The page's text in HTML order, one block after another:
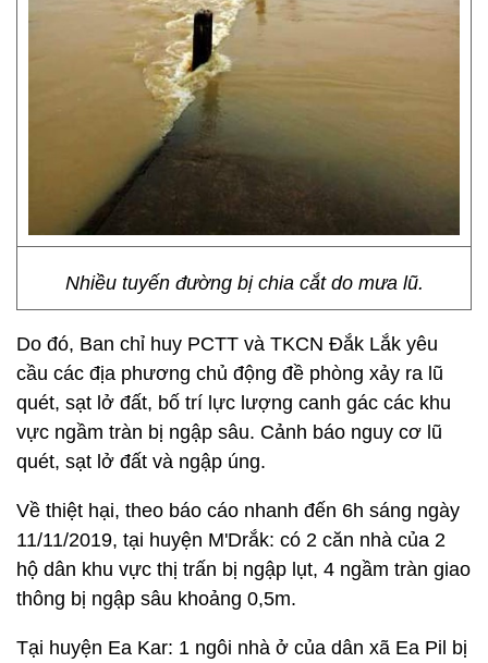
Nhiều tuyến đường bị chia cắt do mưa lũ.
Do đó, Ban chỉ huy PCTT và TKCN Đắk Lắk yêu
cầu các địa phương chủ động đề phòng xảy ra lũ
quét, sạt lở đất, bố trí lực lượng canh gác các khu
vực ngầm tràn bị ngập sâu. Cảnh báo nguy cơ lũ
quét, sạt lở đất và ngập úng.
Về thiệt hại, theo báo cáo nhanh đến 6h sáng ngày
11/11/2019, tại huyện M'Drắk: có 2 căn nhà của 2
hộ dân khu vực thị trấn bị ngập lụt, 4 ngầm tràn giao
thông bị ngập sâu khoảng 0,5m.
Tại huyện Ea Kar: 1 ngôi nhà ở của dân xã Ea Pil bị